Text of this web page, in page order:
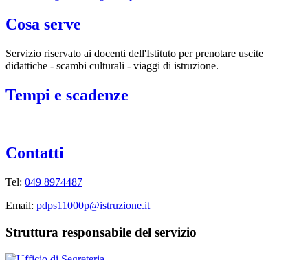
Cosa serve
Servizio riservato ai docenti dell'Istituto per prenotare uscite
didattiche - scambi culturali - viaggi di istruzione.
Tempi e scadenze
Contatti
Tel: 049 8974487
Email: pdps11000p@istruzione.it
Struttura responsabile del servizio